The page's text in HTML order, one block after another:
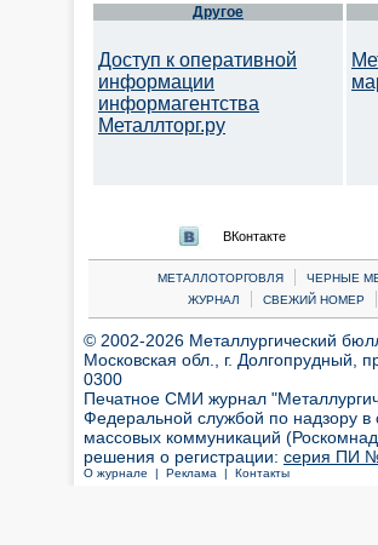
Другое
Доступ к оперативной
информации
информагентства
Металлторг.ру
ВКонтакте
МЕТАЛЛОТОРГОВЛЯ | ЧЕРНЫЕ
ЖУРНАЛ
| СВЕЖИЙ НОМЕР |
© 2002-2026 Металлургический
Московская обл., г. Долгопрудный,
0300
Печатное СМИ журнал
Федеральной службой по надзору
массовых коммуникаций
решения о регистрации: серия ПИ №
О журнале | Реклама | Контакты